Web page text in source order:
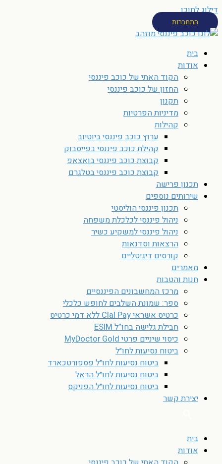
דילוג לתוכן
התחברות
בית
אודות
הקוד האתי של כוכב פיננסי
החזון של כוכב פיננסי
תקנון
מדיניות הפרטיות
קהילות
ערוץ כוכב פיננסי ביוטיוב
קהילת כוכב פיננסי בפייסבוק
קבוצת כוכב פיננסי בואצאפ
קבוצת כוכב פיננסי בטלגרם
תכנון פרישה
שירותים נוספים
תכנון פיננסי הוליסטי
ניהול פיננסי לכלכלת משפחה
ניהול פיננסי למשקיע כשיר
הרצאות וסדנאות
קורסים דיגיטליים
מאמרים
חנות והטבות
מרכז המחשבונים הפיננסיים
ספר: שמונת השלבים לחופש כלכלי
כרטיס אשראי Clal Pay ללא דמי כרטיס
חבילת גלישה בחו”ל ESIM
כיסוי שיניים פרטי MyDoctor Gold
ביטוח נסיעות לחו״ל
ביטוח נסיעות לחו״ל פספורטכארד
ביטוח נסיעות לחו״ל הראל
ביטוח נסיעות לחו״ל הפניקס
יצירת קשר
בית
אודות